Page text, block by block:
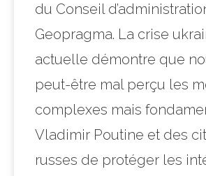
du Conseil
Geopragma. La crise
actuelle démontre que
peut-être mal perçu les
complexes mais
Vladimir Poutine et des
russes de protéger les